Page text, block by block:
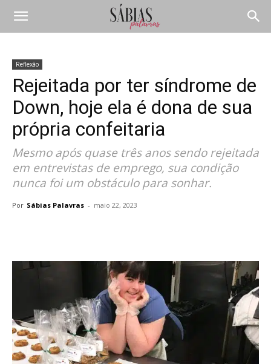
Reflexão
Rejeitada por ter síndrome de
Down, hoje ela é dona de sua
própria confeitaria
Mesmo após quase três anos sendo rejeitada
em entrevistas de emprego, sua condição
nunca foi um obstáculo para sonhar.
Por Sábias Palavras - maio 22, 2023